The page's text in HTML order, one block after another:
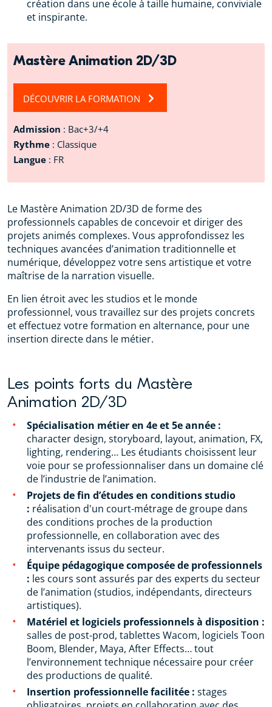
création dans une école à taille humaine, conviviale
et inspirante.
Mastère Animation 2D/3D
DÉCOUVRIR LA FORMATION
Admission : Bac+3/+4
Rythme : Classique
Langue : FR
Le Mastère Animation 2D/3D de forme des
professionnels capables de concevoir et diriger des
projets animés complexes. Vous approfondissez les
techniques avancées d’animation traditionnelle et
numérique, développez votre sens artistique et votre
maîtrise de la narration visuelle.
En lien étroit avec les studios et le monde
professionnel, vous travaillez sur des projets concrets
et effectuez votre formation en alternance, pour une
insertion directe dans le métier.
Les points forts du Mastère
Animation 2D/3D
Spécialisation métier en 4e et 5e année :
character design, storyboard, layout, animation, FX,
lighting, rendering… Les étudiants choisissent leur
voie pour se professionnaliser dans un domaine clé
de l’industrie de l’animation.
Projets de fin d’études en conditions studio
: réalisation d'un court-métrage de groupe dans
des conditions proches de la production
professionnelle, en collaboration avec des
intervenants issus du secteur.
Équipe pédagogique composée de professionnels
: les cours sont assurés par des experts du secteur
de l’animation (studios, indépendants, directeurs
artistiques).
Matériel et logiciels professionnels à disposition :
salles de post-prod, tablettes Wacom, logiciels Toon
Boom, Blender, Maya, After Effects… tout
l’environnement technique nécessaire pour créer
des productions de qualité.
Insertion professionnelle facilitée : stages